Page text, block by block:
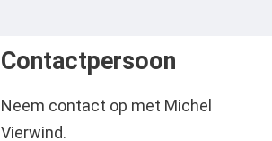
Contactpersoon
Neem contact op met Michel
Vierwind.